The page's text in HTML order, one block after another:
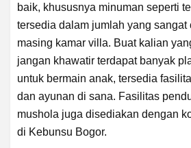
baik, khususnya minuman seperti
tersedia dalam jumlah yang sangat
masing kamar villa. Buat kalian
jangan khawatir terdapat banyak
untuk bermain anak, tersedia
dan ayunan di sana. Fasilitas
mushola juga disediakan dengan
di Kebunsu Bogor.